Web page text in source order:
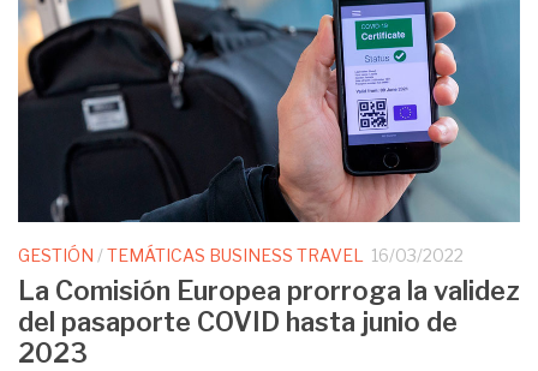
GESTIÓN /TEMÁTICAS BUSINESS TRAVEL 16/03/2022
La Comisión Europea prorroga la validez
del pasaporte COVID hasta junio de
2023